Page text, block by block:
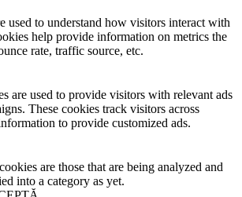
used to understand how visitors interact with
help provide information on metrics the
rate, traffic source, etc.
are used to provide visitors with relevant ads
These cookies track visitors across
to provide customized ads.
are those that are being analyzed and
into a category as yet.